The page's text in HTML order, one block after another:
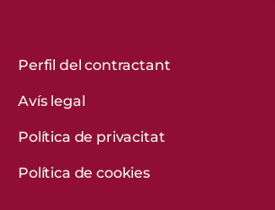
Obtenir més informació
Perfil del contractant
Avís legal
Política de privacitat
Política de cookies